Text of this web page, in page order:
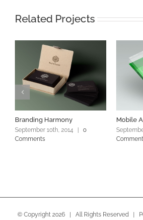
Related Projects
Branding Harmony
September 10th, 2014 |
0
Comments
Mobile
© Copyright 2026 | All Rights Reserved |